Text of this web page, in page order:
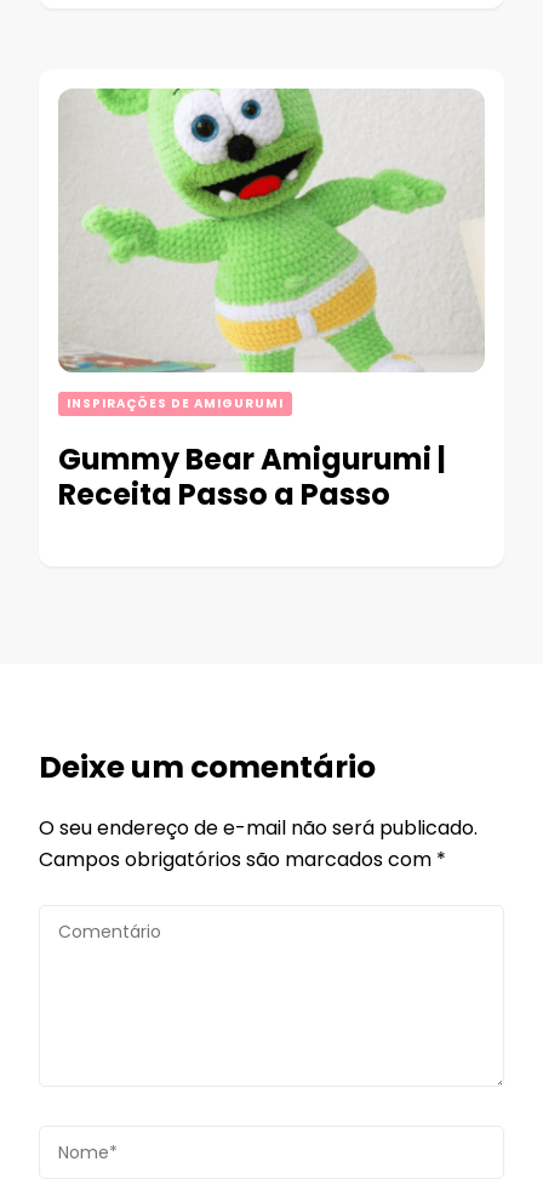
INSPIRAÇÕES DE AMIGURUMI
Gummy Bear Amigurumi |
Receita Passo a Passo
Deixe um comentário
O seu endereço de e-mail não será publicado.
Campos obrigatórios são marcados com *